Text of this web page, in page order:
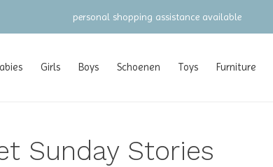
Girls Boys Schoenen Toys Furniture
personal shopping assistance available
Sunday Stories